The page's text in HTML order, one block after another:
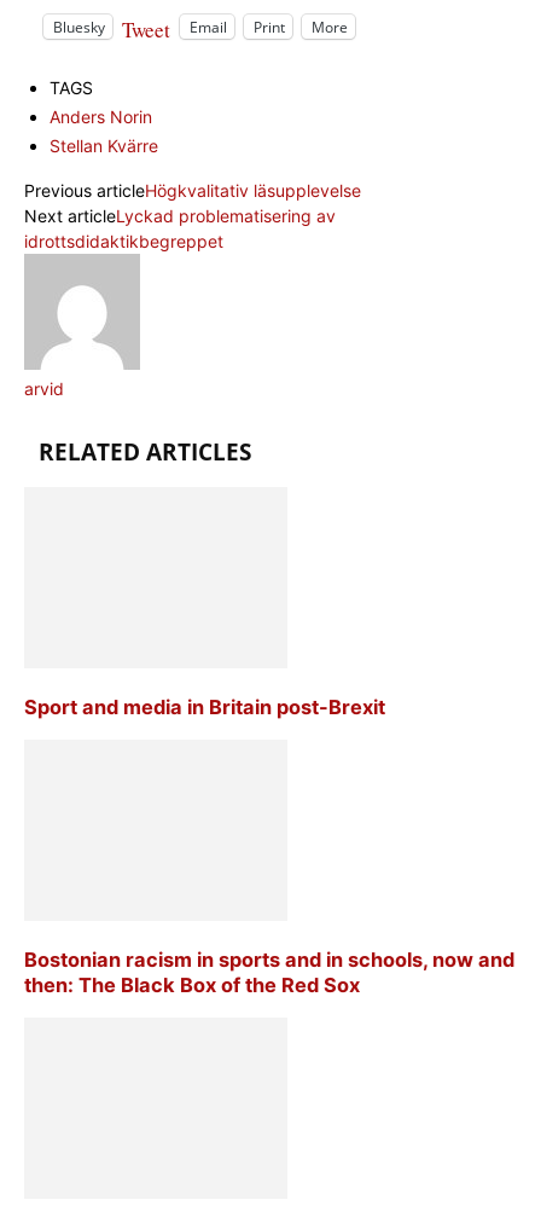
Bluesky Tweet Email Print More
TAGS
Anders Norin
Stellan Kvärre
Previous articleHögkvalitativ läsupplevelse
Next articleLyckad problematisering av
idrottsdidaktikbegreppet
arvid
RELATED ARTICLES
Sport and media in Britain post-Brexit
Bostonian racism in sports and in schools, now and
then: The Black Box of the Red Sox